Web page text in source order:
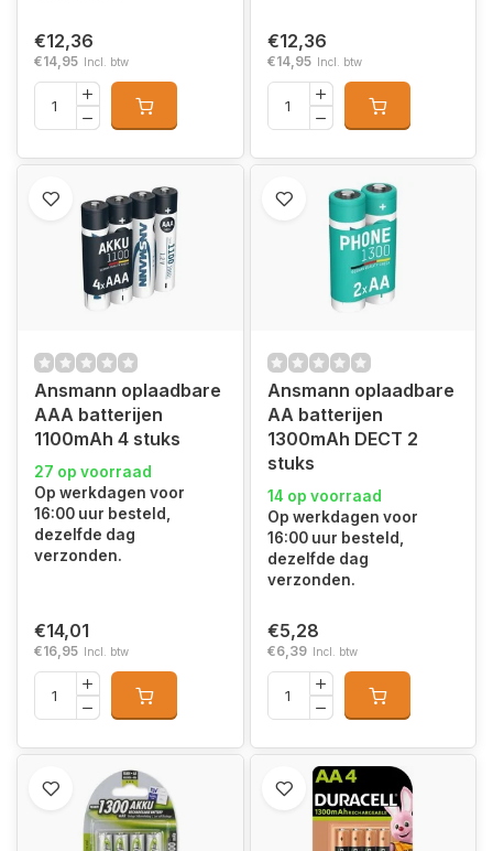
€12,36
€14,95 Incl. btw
€12,36
€14,95 Incl. btw
Ansmann oplaadbare
AAA batterijen
1100mAh 4 stuks
27 op voorraad
Op werkdagen voor
16:00 uur besteld,
dezelfde dag
verzonden.
€14,01
€16,95 Incl. btw
Ansmann oplaadbare
AA batterijen
1300mAh DECT 2
stuks
14 op voorraad
Op werkdagen voor
16:00 uur besteld,
dezelfde dag
verzonden.
€5,28
€6,39 Incl. btw